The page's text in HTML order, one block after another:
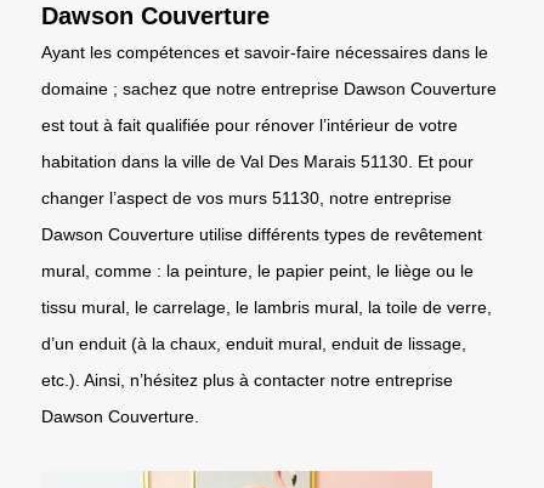
Dawson Couverture
Ayant les compétences et savoir-faire nécessaires dans le
domaine ; sachez que notre entreprise Dawson Couverture
est tout à fait qualifiée pour rénover l’intérieur de votre
habitation dans la ville de Val Des Marais 51130. Et pour
changer l’aspect de vos murs 51130, notre entreprise
Dawson Couverture utilise différents types de revêtement
mural, comme : la peinture, le papier peint, le liège ou le
tissu mural, le carrelage, le lambris mural, la toile de verre,
d’un enduit (à la chaux, enduit mural, enduit de lissage,
etc.). Ainsi, n’hésitez plus à contacter notre entreprise
Dawson Couverture.